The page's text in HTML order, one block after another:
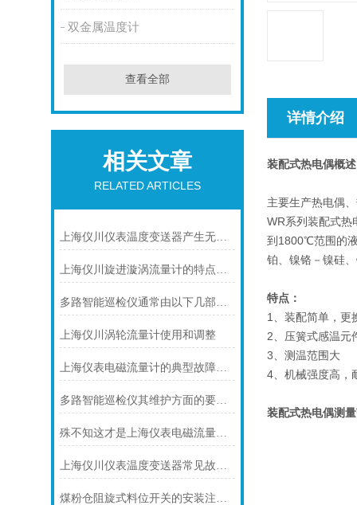
双金属温度计
查看全部
相关文章
RELATED ARTICLES
上海仪川仪表温度变送器产生无输出的原因及解决方法
上海仪川旋进漩涡流量计的特点介绍
多路智能巡检仪通常由以下几部分组成
上海仪川涡轮流量计使用和调整
上海仪表电磁流量计的典型故障诊断及处理方法
多路智能巡检仪其维护方面的要点是什么？
殊不知这才是上海仪表电磁流量计的功能所在
上海仪川仪表温度变送器常见故障及解决方法
煤粉仓阻旋式料位开关的安装注意事项
详情介绍
装配式热电偶概述
主要生产热电偶
WR系列装配式热
到1800℃范围的
铂、镍铬－镍硅
特点：
1、装配简单，更
2、压簧式感温元
3、测温范围大
4、机械强度高，
装配式热电偶测